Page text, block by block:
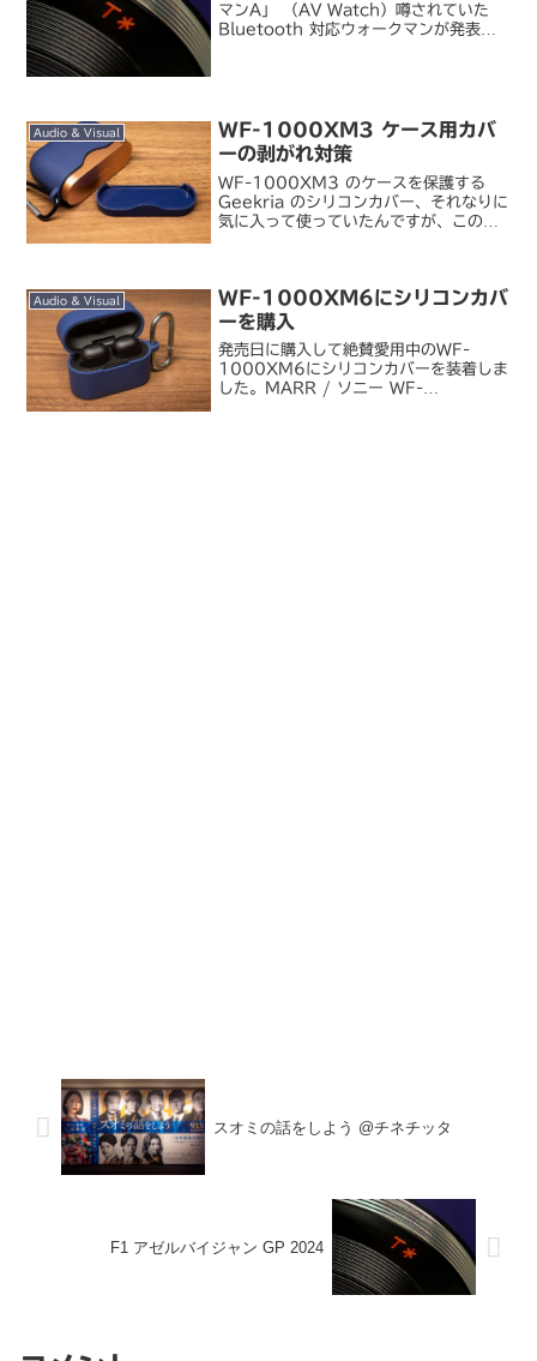
マンA」 （AV Watch）噂されていた
Bluetooth 対応ウォークマンが発表
Audio & Visual
WF-1000XM3 ケース用カバ
ーの剥がれ対策
WF-1000XM3 のケースを保護する
Geekria のシリコンカバー、それなりに
気に入って使っていたんですが、この一
ないんです...
Audio & Visual
WF-1000XM6にシリコンカバ
ーを購入
発売日に購入して絶賛愛用中のWF-
1000XM6にシリコンカバーを装着しま
した。MARR / ソニー WF-
スオミの話をしよう @チネチッタ
F1 アゼルバイジャン GP 2024